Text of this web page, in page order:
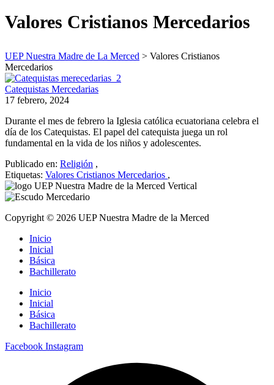
Valores Cristianos Mercedarios
UEP Nuestra Madre de La Merced > Valores Cristianos
Mercedarios
Catequistas Mercedarias
17 febrero, 2024
Durante el mes de febrero la Iglesia católica ecuatoriana celebra el
día de los Catequistas. El papel del catequista juega un rol
fundamental en la vida de los niños y adolescentes.
Publicado en: Religión ,
Etiquetas: Valores Cristianos Mercedarios ,
Copyright © 2026 UEP Nuestra Madre de la Merced
Inicio
Inicial
Básica
Bachillerato
Inicio
Inicial
Básica
Bachillerato
Facebook Instagram